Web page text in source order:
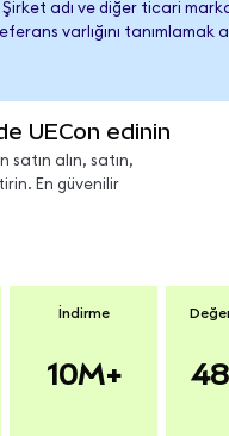
adı ve diğer ticari
varlığını tanımlamak
UECon edinin
satın alın, satın,
En güvenilir
İndirme
10M+